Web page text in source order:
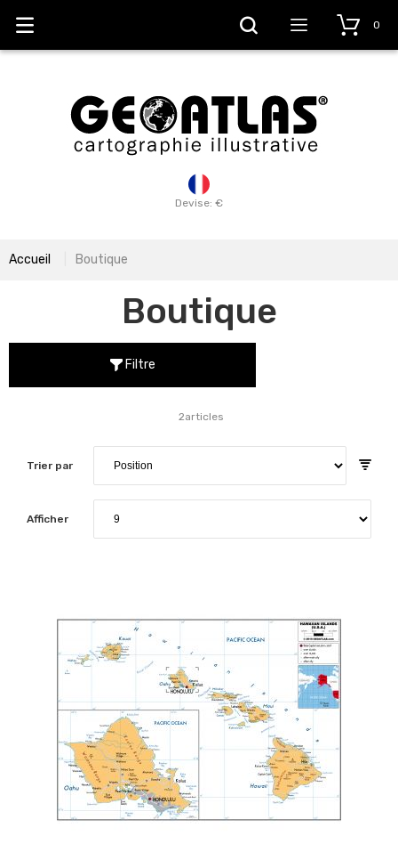
Devise: €
0
Accueil Boutique
Boutique
Filtre
Trier par
2articles
Afficher